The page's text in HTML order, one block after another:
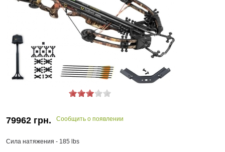
79962 грн. Сообщить о появлении
Сила натяжения - 185 lbs